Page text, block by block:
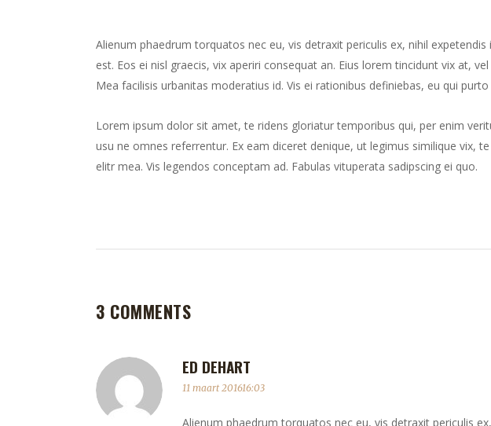
Alienum phaedrum torquatos nec eu, vis detraxit periculis ex, nihil
est. Eos ei nisl graecis, vix aperiri consequat an. Eius lorem tincidunt vix at,
Mea facilisis urbanitas moderatius id. Vis ei rationibus definiebas, eu qui purto
Lorem ipsum dolor sit amet, te ridens gloriatur temporibus qui, per enim
usu ne omnes referrentur. Ex eam diceret denique, ut legimus similique vix,
elitr mea. Vis legendos conceptam ad. Fabulas vituperata sadipscing ei quo.
3 COMMENTS
ED DEHART
11 maart 201616:03
Alienum phaedrum torquatos nec eu, vis detraxit periculis